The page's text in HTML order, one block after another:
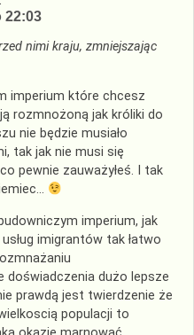
22:03
nimi kraju, zmniejszając
imperium które chcesz
rozmnożoną jak króliki do
nie będzie musiało
tak jak nie musi się
pewnie zauważyłeś. I tak
imperium, jak
imigrantów tak łatwo
doświadczenia dużo lepsze
prawdą jest twierdzenie że
populacji to